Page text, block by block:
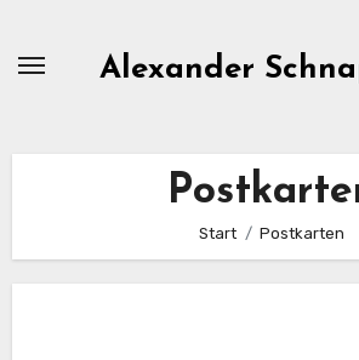
Alexander
Start Postkarten